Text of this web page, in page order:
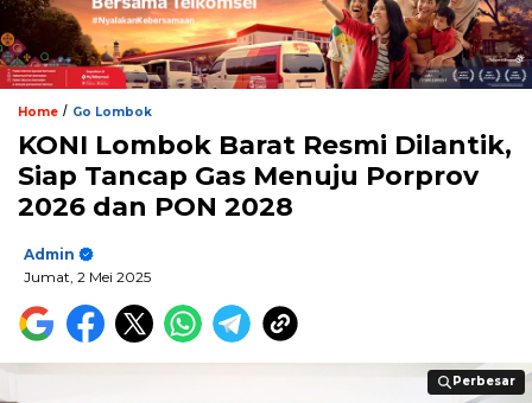
Home / Go Lombok
KONI Lombok Barat Resmi Dilantik,
Siap Tancap Gas Menuju Porprov
2026 dan PON 2028
Admin
Jumat, 2 Mei 2025
Perbesar
Perbesar